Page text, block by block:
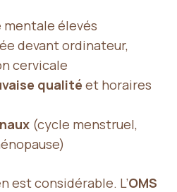
mentale élevés
devant ordinateur,
cervicale
qualité et horaires
(cycle menstruel,
est considérable. L’OMS